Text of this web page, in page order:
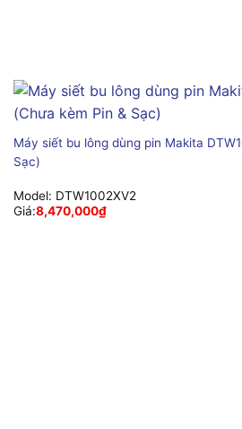
Máy siết bu lông dùng pin Makita
Sạc)
Model: DTW1002XV2
Giá:8,470,000₫